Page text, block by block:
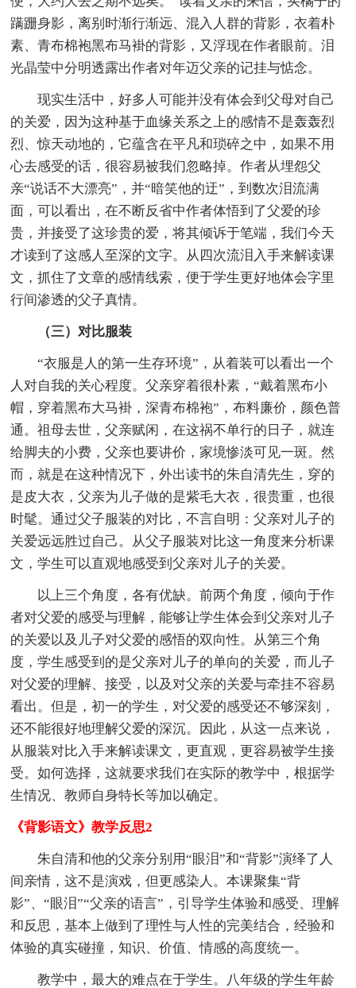
蹒跚身影，离别时渐行渐远、混入人群的背影，衣着朴
素、青布棉袍黑布马褂的背影，又浮现在作者眼前。泪
光晶莹中分明透露出作者对年迈父亲的记挂与惦念。
现实生活中，好多人可能并没有体会到父母对自己
的关爱，因为这种基于血缘关系之上的感情不是轰轰烈
烈、惊天动地的，它蕴含在平凡和琐碎之中，如果不用
心去感受的话，很容易被我们忽略掉。作者从埋怨父
亲“说话不大漂亮”，并“暗笑他的迂”，到数次泪流满
面，可以看出，在不断反省中作者体悟到了父爱的珍
贵，并接受了这珍贵的爱，将其倾诉于笔端，我们今天
才读到了这感人至深的文字。从四次流泪入手来解读课
文，抓住了文章的感情线索，便于学生更好地体会字里
行间渗透的父子真情。
（三）对比服装
“衣服是人的第一生存环境”，从着装可以看出一个
人对自我的关心程度。父亲穿着很朴素，“戴着黑布小
帽，穿着黑布大马褂，深青布棉袍”，布料廉价，颜色普
通。祖母去世，父亲赋闲，在这祸不单行的日子，就连
给脚夫的小费，父亲也要讲价，家境惨淡可见一斑。然
而，就是在这种情况下，外出读书的朱自清先生，穿的
是皮大衣，父亲为儿子做的是紫毛大衣，很贵重，也很
时髦。通过父子服装的对比，不言自明：父亲对儿子的
关爱远远胜过自己。从父子服装对比这一角度来分析课
文，学生可以直观地感受到父亲对儿子的关爱。
以上三个角度，各有优缺。前两个角度，倾向于作
者对父爱的感受与理解，能够让学生体会到父亲对儿子
的关爱以及儿子对父爱的感悟的双向性。从第三个角
度，学生感受到的是父亲对儿子的单向的关爱，而儿子
对父爱的理解、接受，以及对父亲的关爱与牵挂不容易
看出。但是，初一的学生，对父爱的感受还不够深刻，
还不能很好地理解父爱的深沉。因此，从这一点来说，
从服装对比入手来解读课文，更直观，更容易被学生接
受。如何选择，这就要求我们在实际的教学中，根据学
生情况、教师自身特长等加以确定。
《背影语文》教学反思2
朱自清和他的父亲分别用“眼泪”和“背影”演绎了人
间亲情，这不是演戏，但更感染人。本课聚集“背
影”、“眼泪”“父亲的语言”，引导学生体验和感受、理解
和反思，基本上做到了理性与人性的完美结合，经验和
体验的真实碰撞，知识、价值、情感的高度统一。
教学中，最大的难点在于学生。八年级的学生年龄